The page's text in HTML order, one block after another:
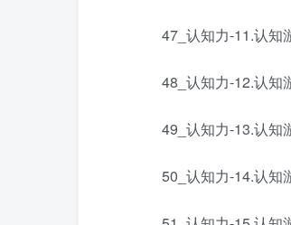
47_认知力-11.认知
48_认知力-12.认知
49_认知力-13.认知
50_认知力-14.认知